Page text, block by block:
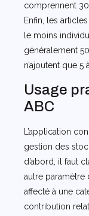
comprennent 30
Enfin, les
le moins
généralement
n’ajoutent que 5
Usage
ABC
L’application
gestion des
d’abord, il faut
autre paramètre
affecté à une
contribution